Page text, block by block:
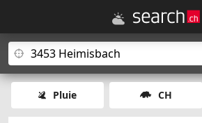
Pluie CH